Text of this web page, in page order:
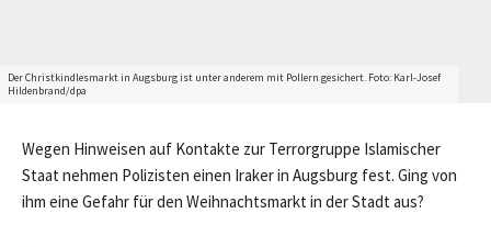
Der Christkindlesmarkt in Augsburg ist unter anderem mit Pollern gesichert. Foto: Karl-Josef
Hildenbrand/dpa
Wegen Hinweisen auf Kontakte zur Terrorgruppe Islamischer
Staat nehmen Polizisten einen Iraker in Augsburg fest. Ging von
ihm eine Gefahr für den Weihnachtsmarkt in der Stadt aus?